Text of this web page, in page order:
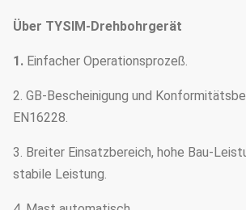
Über TYSIM-Drehbohrgerät
1. Einfacher Operationsprozeß.
2. GB-Bescheinigung und
EN16228.
3. Breiter Einsatzbereich, hohe Bau-
stabile Leistung.